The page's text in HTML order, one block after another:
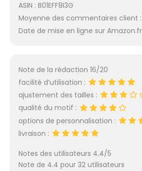
ASIN : B01EFF8I3G
Moyenne des commentaires client
Date de mise en ligne sur Amazon.fr
Note de la rédaction 16/20
facilité d’utilisation :
ajustement des tailles :
qualité du motif :
options de personnalisation :
livraison :
Notes des utilisateurs 4.4/5
Note de 4.4 pour 32 utilisateurs